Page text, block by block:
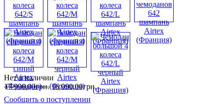
Нет в наличии
17 990,00грн. 16 990,00грн.
Сообщить о поступлении